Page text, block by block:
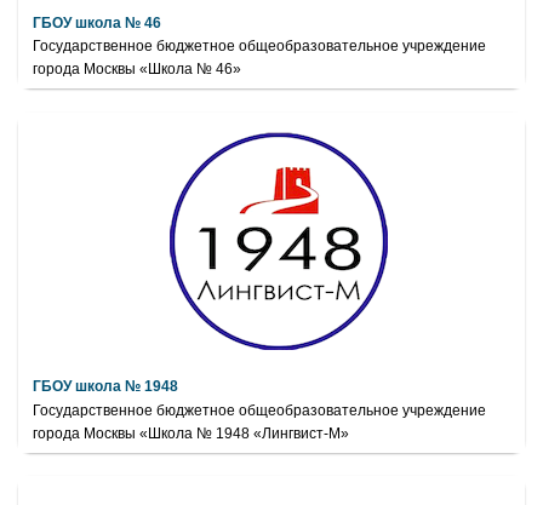
ГБОУ школа № 46
Государственное бюджетное общеобразовательное учреждение
города Москвы «Школа № 46»
ГБОУ школа № 1948
Государственное бюджетное общеобразовательное учреждение
города Москвы «Школа № 1948 «Лингвист-М»